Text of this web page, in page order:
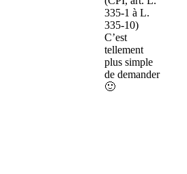
335-1 à L.
335-10)
C’est
tellement
plus simple
de demander
🙂